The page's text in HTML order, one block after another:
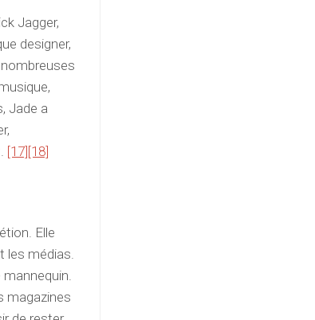
Jagger,
designer,
Jade a
[17] [18]
Elle
les médias.
mannequin.
magazines